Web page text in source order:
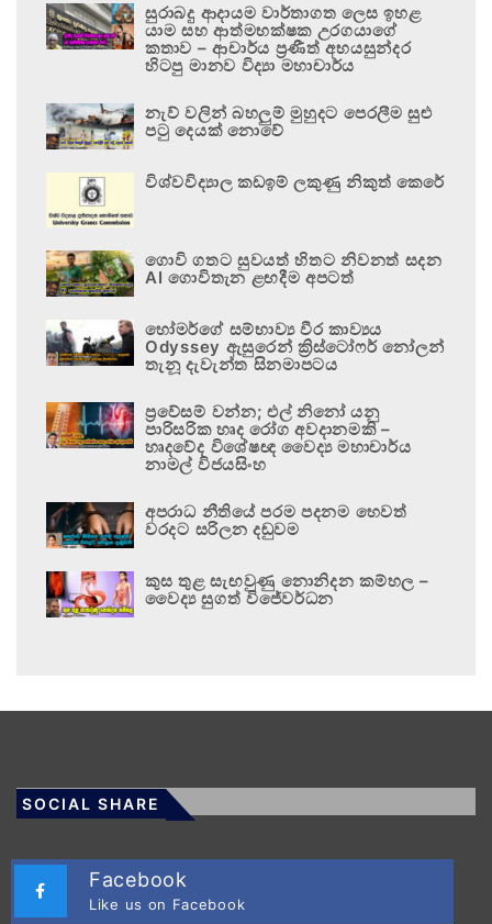
සුරාබදු ආදායම වාර්තාගත ලෙස ඉහළ
යාම සහ ආත්මභක්ෂක උරගයාගේ
කතාව – ආචාර්ය ප්‍රණීත් අභයසුන්දර
හිටපු මානව විද්‍යා මහාචාර්ය
නැව් වලින් බහලුම් මුහුදට පෙරලීම සුළු
පටු දෙයක් නොවේ
විශ්වවිද්‍යාල කඩඉම් ලකුණු නිකුත් කෙරේ
ගොවි ගතට සුවයත් හිතට නිවනත් සදන
AI ගොවිතැන ළඟදීම අපටත්
හෝමර්ගේ සම්භාව්‍ය වීර කාව්‍යය
Odyssey ඇසුරෙන් ක්‍රිස්ටෝෆර් නෝලන්
තැනූ දැවැන්ත සිනමාපටය
ප්‍රවේසම් වන්න; එල් නිනෝ යනු
පාරිසරික හෘද රෝග අවදානමකි –
හෘදවේද විශේෂඥ වෛද්‍ය මහාචාර්ය
නාමල් විජයසිංහ
අපරාධ නීතියේ පරම පදනම හෙවත්
වරදට සරිලන දඬුවම
කුස තුළ සැඟවුණු නොනිදන කම්හල –
වෛද්‍ය සුගත් විජේවර්ධන
SOCIAL SHARE
Facebook
Like us on Facebook